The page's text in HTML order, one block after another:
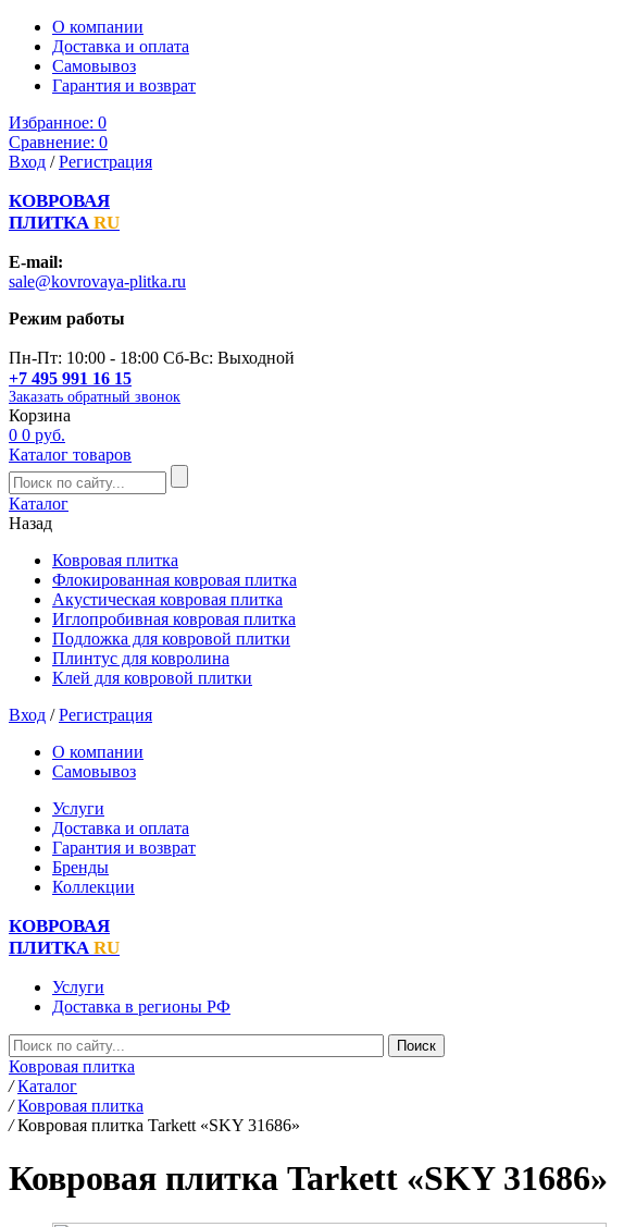
О компании
Доставка и оплата
Самовывоз
Гарантия и возврат
Избранное: 0
Сравнение: 0
Вход /Регистрация
КОВРОВАЯ
ПЛИТКА RU
E-mail:
sale@kovrovaya-plitka.ru
Режим работы
Пн-Пт: 10:00 - 18:00 Сб-Вс: Выходной
+7 495 991 16 15
Заказать обратный звонок
Корзина
0 0 руб.
Каталог товаров
Каталог
Назад
Ковровая плитка
Флокированная ковровая плитка
Акустическая ковровая плитка
Иглопробивная ковровая плитка
Подложка для ковровой плитки
Плинтус для ковролина
Клей для ковровой плитки
Вход /Регистрация
О компании
Самовывоз
Услуги
Доставка и оплата
Гарантия и возврат
Бренды
Коллекции
КОВРОВАЯ
ПЛИТКА RU
Услуги
Доставка в регионы РФ
Ковровая плитка
/ Каталог
/ Ковровая плитка
/ Ковровая плитка Tarkett «SKY 31686»
Ковровая плитка Tarkett «SKY 31686»